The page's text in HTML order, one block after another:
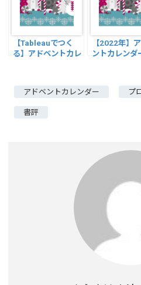
【Tableauでつく
る】アドベントカレ
マス企画】
【2022年】
ントカレンダ
ンダー/】
アドベントカレンダー プ
書評